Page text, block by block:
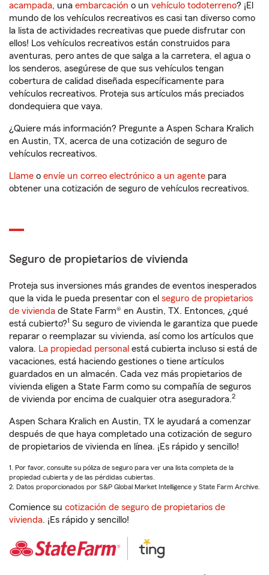
acampada, una embarcación o un vehículo todoterreno? ¡El
mundo de los vehículos recreativos es casi tan diverso como
la lista de actividades recreativas que puede disfrutar con
ellos! Los vehículos recreativos están construidos para
aventuras, pero antes de que salga a la carretera, el agua o
los senderos, asegúrese de que sus vehículos tengan
cobertura de calidad diseñada específicamente para
vehículos recreativos. Proteja sus artículos más preciados
dondequiera que vaya.
¿Quiere más información? Pregunte a Aspen Schara Kralich
en Austin, TX, acerca de una cotización de seguro de
vehículos recreativos.
Llame o envíe un correo electrónico a un agente para
obtener una cotización de seguro de vehículos recreativos.
Seguro de propietarios de vivienda
Proteja sus inversiones más grandes de eventos inesperados
que la vida le pueda presentar con el seguro de propietarios
de vivienda de State Farm® en Austin, TX. Entonces, ¿qué
está cubierto?1 Su seguro de vivienda le garantiza que puede
reparar o reemplazar su vivienda, así como los artículos que
valora. La propiedad personal está cubierta incluso si está de
vacaciones, está haciendo gestiones o tiene artículos
guardados en un almacén. Cada vez más propietarios de
vivienda eligen a State Farm como su compañía de seguros
de vivienda por encima de cualquier otra aseguradora.2
Aspen Schara Kralich en Austin, TX le ayudará a comenzar
después de que haya completado una cotización de seguro
de propietarios de vivienda en línea. ¡Es rápido y sencillo!
1. Por favor, consulte su póliza de seguro para ver una lista completa de la
propiedad cubierta y de las pérdidas cubiertas.
2. Datos proporcionados por S&P Global Market Intelligence y State Farm Archive.
Comience su cotización de seguro de propietarios de
vivienda. ¡Es rápido y sencillo!